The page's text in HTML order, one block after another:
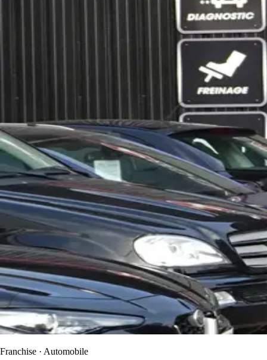
Franchise · Automobile